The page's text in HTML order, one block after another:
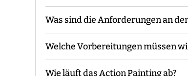
Was sind die Anforderungen an
Der Veranstaltungsort sollte Tische
benötigt.
Welche Vorbereitungen müssen
Wie läuft das Action Painting ab?